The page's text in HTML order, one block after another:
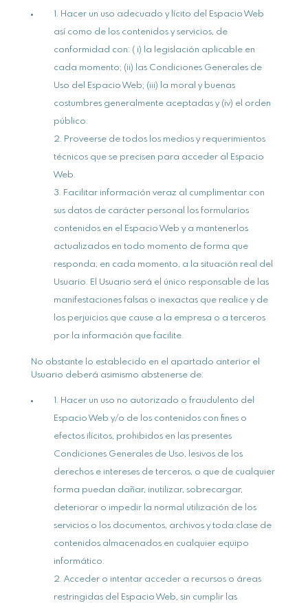
Hacer un uso adecuado y lícito del Espacio Web
así como de los contenidos y servicios, de
conformidad con: ( i) la legislación aplicable en
cada momento; (ii) las Condiciones Generales de
Uso del Espacio Web; (iii) la moral y buenas
costumbres generalmente aceptadas y (iv) el orden
público.
Proveerse de todos los medios y requerimientos
técnicos que se precisen para acceder al Espacio
Web.
Facilitar información veraz al cumplimentar con
sus datos de carácter personal los formularios
contenidos en el Espacio Web y a mantenerlos
actualizados en todo momento de forma que
responda, en cada momento, a la situación real del
Usuario. El Usuario será el único responsable de las
manifestaciones falsas o inexactas que realice y de
los perjuicios que cause a la empresa o a terceros
por la información que facilite.
No obstante lo establecido en el apartado anterior el
Usuario deberá asimismo abstenerse de:
Hacer un uso no autorizado o fraudulento del
Espacio Web y/o de los contenidos con fines o
efectos ilícitos, prohibidos en las presentes
Condiciones Generales de Uso, lesivos de los
derechos e intereses de terceros, o que de cualquier
forma puedan dañar, inutilizar, sobrecargar,
deteriorar o impedir la normal utilización de los
servicios o los documentos, archivos y toda clase de
contenidos almacenados en cualquier equipo
informático.
Acceder o intentar acceder a recursos o áreas
restringidas del Espacio Web, sin cumplir las